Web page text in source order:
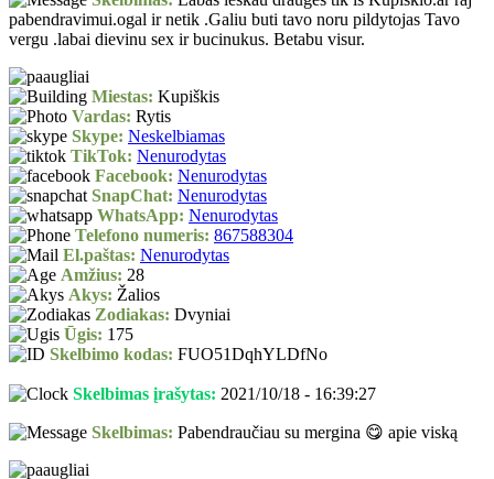
pabendravimui.ogal ir netik .Galiu buti tavo noru pildytojas Tavo
vergu .labai dievinu sex ir bucinukus. Betabu visur.
Miestas: Kupiškis
Vardas: Rytis
Skype: Neskelbiamas
TikTok: Nenurodytas
Facebook: Nenurodytas
SnapChat: Nenurodytas
WhatsApp: Nenurodytas
Telefono numeris: 867588304
El.paštas: Nenurodytas
Amžius: 28
Akys: Žalios
Zodiakas: Dvyniai
Ūgis: 175
Skelbimo kodas: FUO51DqhYLDfNo
Skelbimas įrašytas: 2021/10/18 - 16:39:27
Skelbimas: Pabendraučiau su mergina 😋 apie viską